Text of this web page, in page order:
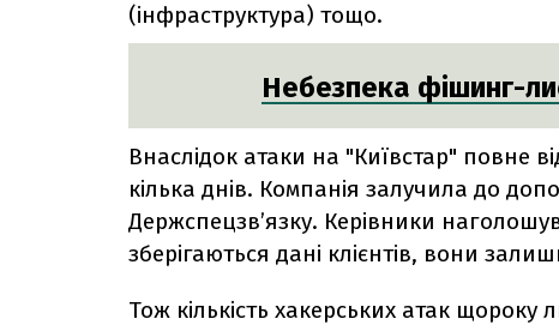
(інфраструктура) тощо.
Небезпека фішинг-
Внаслідок атаки на "Київстар" повне
кілька днів. Компанія залучила до
Держспецзв’язку. Керівники
зберігаються дані клієнтів, вони
Тож кількість хакерських атак щороку